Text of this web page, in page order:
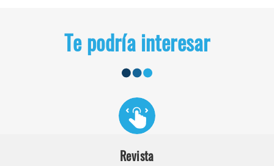
Te podría interesar
Revista